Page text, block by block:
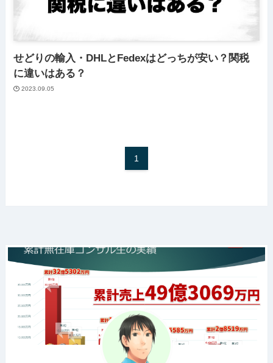
せどりの輸入・DHLとFedexはどっちが安い？関税
に違いはある？
2023.09.05
1